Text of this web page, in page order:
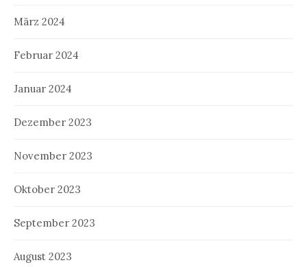
März 2024
Februar 2024
Januar 2024
Dezember 2023
November 2023
Oktober 2023
September 2023
August 2023